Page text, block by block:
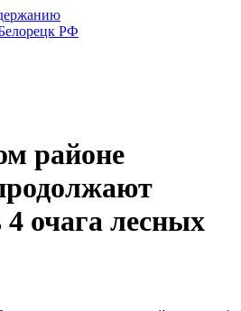
РФ
районе
4 очага лесных